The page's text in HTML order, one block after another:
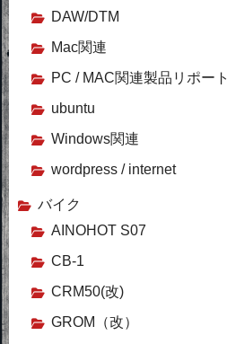
DAW/DTM
Mac関連
PC / MAC関連製品リポート
ubuntu
Windows関連
wordpress / internet
バイク
AINOHOT S07
CB-1
CRM50(改)
GROM（改）